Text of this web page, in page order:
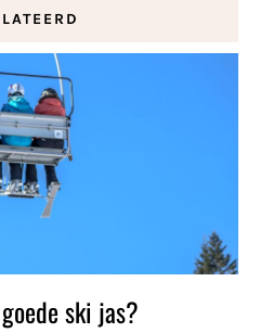
ski jas?